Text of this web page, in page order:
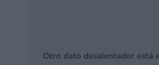
Otro dato desalentador está